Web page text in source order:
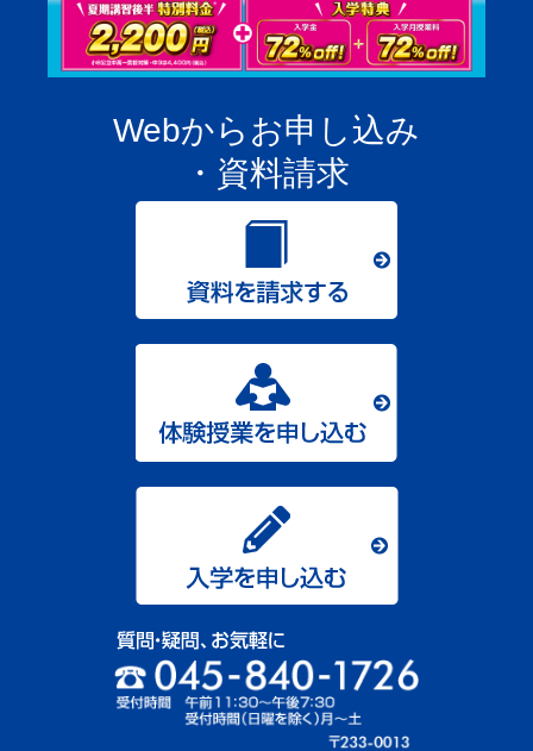
Webからお申し込み
・資料請求